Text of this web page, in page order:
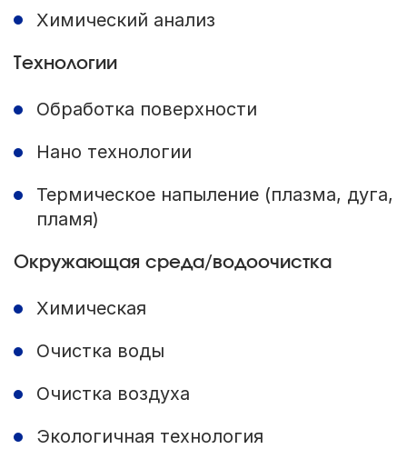
Химический анализ
Технологии
Обработка поверхности
Нано технологии
Термическое напыление (плазма, дуга,
пламя)
Окружающая среда/водоочистка
Химическая
Очистка воды
Очистка воздуха
Экологичная технология